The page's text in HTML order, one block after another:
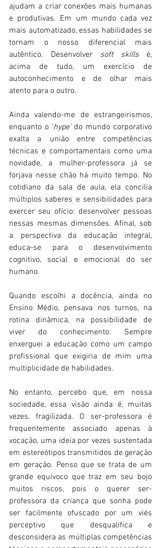
ajudam a criar conexões mais humanas
e produtivas. Em um mundo cada vez
mais automatizado, essas habilidades se
tornam o nosso diferencial mais
autêntico. Desenvolver soft skills é,
acima de tudo, um exercício de
autoconhecimento e de olhar mais
atento para o outro.
Ainda valendo-me de estrangeirismos,
enquanto o ‘hype’ do mundo corporativo
exalta a união entre competências
técnicas e comportamentais como uma
novidade, a mulher-professora já se
forjava nesse chão há muito tempo. No
cotidiano da sala de aula, ela concilia
múltiplos saberes e sensibilidades para
exercer seu ofício: desenvolver pessoas
nessas mesmas dimensões. Afinal, sob
a perspectiva da educação integral,
educa-se para o desenvolvimento
cognitivo, social e emocional do ser
humano.
Quando escolhi a docência, ainda no
Ensino Médio, pensava nos turnos, na
rotina dinâmica, na possibilidade de
viver do conhecimento. Sempre
enxerguei a educação como um campo
profissional que exigiria de mim uma
multiplicidade de habilidades.
No entanto, percebo que, em nossa
sociedade, essa visão ainda é, muitas
vezes, fragilizada. O ser-professora é
frequentemente associado apenas à
vocação, uma ideia por vezes sustentada
em estereótipos transmitidos de geração
em geração. Penso que se trata de um
grande equívoco que traz em seu bojo
muitos riscos, pois o querer ser-
professora da criança que sonha pode
ser facilmente ofuscado por um viés
perceptivo que desqualifica e
desconsidera as múltiplas competências